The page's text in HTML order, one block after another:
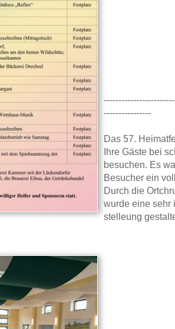
----------------
Das 57.
Ihre Gäste bei
besuchen. Es
Besucher ein
Durch die
wurde eine sehr
stelleung